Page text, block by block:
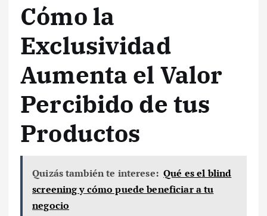
Cómo la
Exclusividad
Aumenta el Valor
Percibido de tus
Productos
Quizás también te interese: Qué es el blind
screening y cómo puede beneficiar a tu
negocio